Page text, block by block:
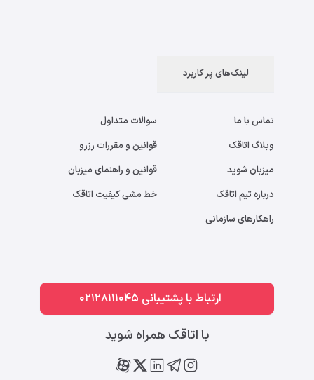
لینک‌های پر کاربرد
تماس با ما
وبلاگ اتاقک
میزبان شوید
درباره تیم اتاقک
راهکارهای سازمانی
سوالات متداول
قوانین و مقررات رزرو
قوانین و راهنمای میزبان
خط مشی کیفیت اتاقک
ارتباط با پشتیبانی 02128111045
با اتاقک همراه شوید